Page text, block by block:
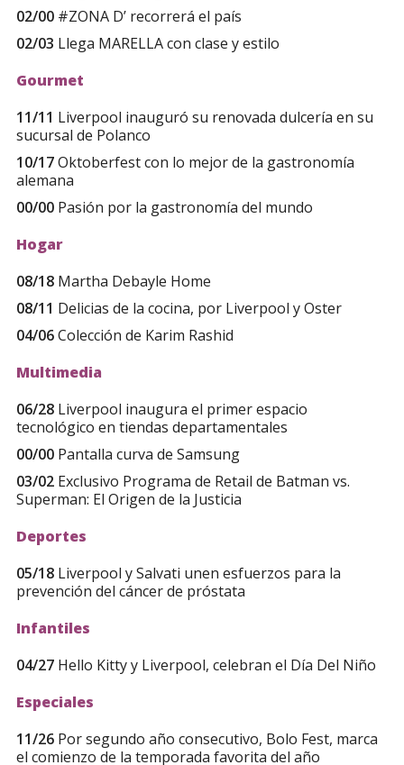
02/00#ZONA D’ recorrerá el país
02/03 Llega MARELLA con clase y estilo
Gourmet
11/11 Liverpool inauguró su renovada dulcería en su
sucursal de Polanco
10/17Oktoberfest con lo mejor de la gastronomía
alemana
00/00Pasión por la gastronomía del mundo
Hogar
08/18Martha Debayle Home
08/11 Delicias de la cocina, por Liverpool y Oster
04/06Colección de Karim Rashid
Multimedia
06/28Liverpool inaugura el primer espacio
tecnológico en tiendas departamentales
00/00Pantalla curva de Samsung
03/02Exclusivo Programa de Retail de Batman vs.
Superman: El Origen de la Justicia
Deportes
05/18Liverpool y Salvati unen esfuerzos para la
prevención del cáncer de próstata
Infantiles
04/27Hello Kitty y Liverpool, celebran el Día Del Niño
Especiales
11/26Por segundo año consecutivo, Bolo Fest, marca
el comienzo de la temporada favorita del año